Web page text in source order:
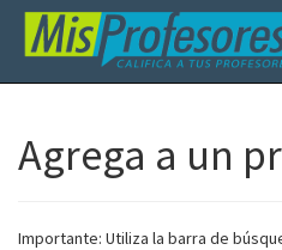
Agrega a un
Importante: Utiliza la barra de